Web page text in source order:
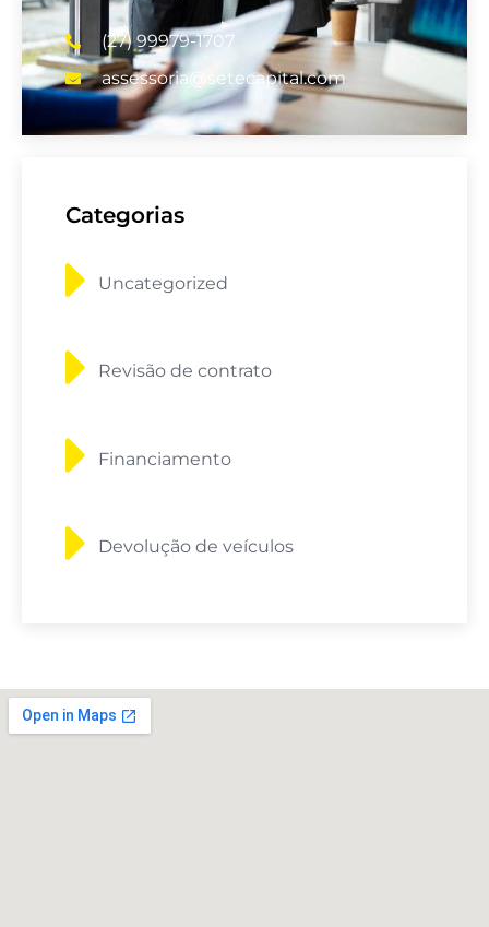
(27) 99979-1707
assessoria@setecapital.com
Categorias
Uncategorized
Revisão de contrato
Financiamento
Devolução de veículos